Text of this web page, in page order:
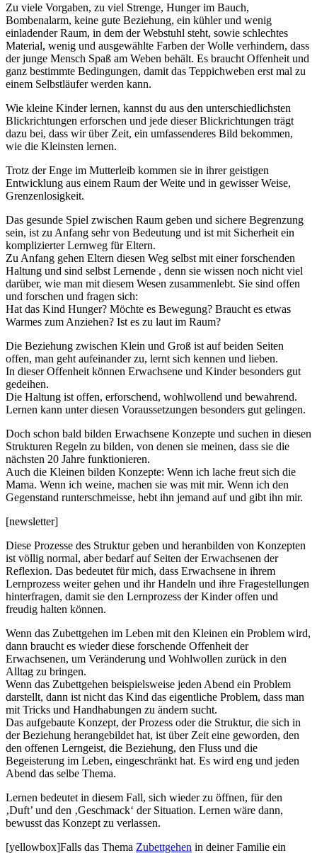
Zu viele Vorgaben, zu viel Strenge, Hunger im Bauch,
Bombenalarm, keine gute Beziehung, ein kühler und wenig
einladender Raum, in dem der Webstuhl steht, sowie schlechtes
Material, wenig und ausgewählte Farben der Wolle verhindern, dass
der junge Mensch Spaß am Weben behält. Es braucht Offenheit und
ganz bestimmte Bedingungen, damit das Teppichweben erst mal zu
einem Selbstläufer werden kann.
Wie kleine Kinder lernen, kannst du aus den unterschiedlichsten
Blickrichtungen erforschen und jede dieser Blickrichtungen trägt
dazu bei, dass wir über Zeit, ein umfassenderes Bild bekommen,
wie die Kleinsten lernen.
Trotz der Enge im Mutterleib kommen sie in ihrer geistigen
Entwicklung aus einem Raum der Weite und in gewisser Weise,
Grenzenlosigkeit.
Das gesunde Spiel zwischen Raum geben und sichere Begrenzung
sein, ist zu Anfang sehr von Bedeutung und ist mit Sicherheit ein
komplizierter Lernweg für Eltern.
Zu Anfang gehen Eltern diesen Weg selbst mit einer forschenden
Haltung und sind selbst Lernende , denn sie wissen noch nicht viel
darüber, wie man mit diesem Wesen zusammenlebt. Sie sind offen
und forschen und fragen sich:
Hat das Kind Hunger? Möchte es Bewegung? Braucht es etwas
Warmes zum Anziehen? Ist es zu laut im Raum?
Die Beziehung zwischen Klein und Groß ist auf beiden Seiten
offen, man geht aufeinander zu, lernt sich kennen und lieben.
In dieser Offenheit können Erwachsene und Kinder besonders gut
gedeihen.
Die Haltung ist offen, erforschend, wohlwollend und bewahrend.
Lernen kann unter diesen Voraussetzungen besonders gut gelingen.
Doch schon bald bilden Erwachsene Konzepte und suchen in diesen
Strukturen Regeln zu bilden, von denen sie meinen, dass sie die
nächsten 20 Jahre funktionieren.
Auch die Kleinen bilden Konzepte: Wenn ich lache freut sich die
Mama. Wenn ich weine, machen sie was mit mir. Wenn ich den
Gegenstand runterschmeisse, hebt ihn jemand auf und gibt ihn mir.
[newsletter]
Diese Prozesse des Struktur geben und heranbilden von Konzepten
ist völlig normal, aber bedarf auf Seiten der Erwachsenen der
Reflexion. Das bedeutet für mich, dass Erwachsene in ihrem
Lernprozess weiter gehen und ihr Handeln und ihre Fragestellungen
hinterfragen, damit sie den Lernprozess der Kinder offen und
freudig halten können.
Wenn das Zubettgehen im Leben mit den Kleinen ein Problem wird,
dann braucht es wieder diese forschende Offenheit der
Erwachsenen, um Veränderung und Wohlwollen zurück in den
Alltag zu bringen.
Wenn das Zubettgehen beispielsweise jeden Abend ein Problem
darstellt, dann ist nicht das Kind das eigentliche Problem, dass man
mit Tricks und Handhabungen zu ändern sucht.
Das aufgebaute Konzept, der Prozess oder die Struktur, die sich in
der Beziehung herangebildet hat, ist über Zeit eine geworden, den
den offenen Lerngeist, die Beziehung, den Fluss und die
Begeisterung im Leben, eingeschränkt hat. Es wird eng und jeden
Abend das selbe Thema.
Lernen bedeutet in diesem Fall, sich wieder zu öffnen, für den
‚Duft’ und den ‚Geschmack‘ der Situation. Lernen wäre dann,
bewusst das Konzept zu verlassen.
[yellowbox]Falls das Thema Zubettgehen in deiner Familie ein